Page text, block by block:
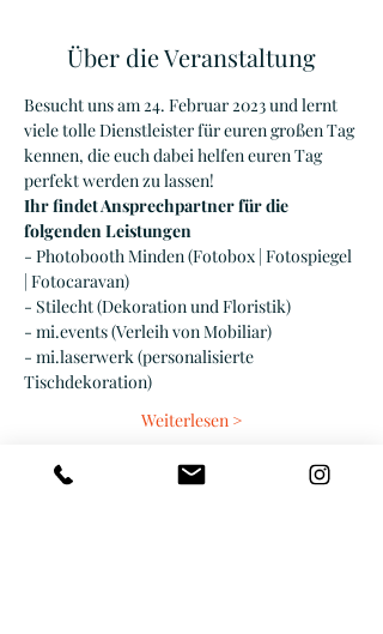
Über die Veranstaltung
Besucht uns am 24. Februar 2023 und lernt
viele tolle Dienstleister für euren großen Tag
kennen, die euch dabei helfen euren Tag
perfekt werden zu lassen!
Ihr findet Ansprechpartner für die
folgenden Leistungen
- Photobooth Minden (Fotobox | Fotospiegel
| Fotocaravan)
- Stilecht (Dekoration und Floristik)
- mi.events (Verleih von Mobiliar)
- mi.laserwerk (personalisierte
Tischdekoration)
Weiterlesen >